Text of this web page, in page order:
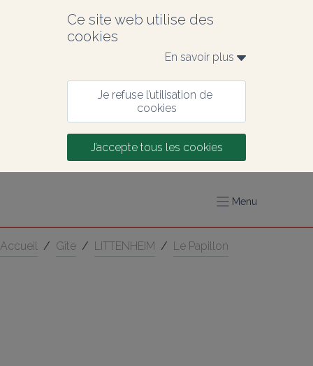
Ce site web utilise des
cookies
En savoir plus
Je refuse l’utilisation de
cookies
J’accepte tous les cookies
Menu
Accueil / Gîte / LITTENHEIM / Le Papillon